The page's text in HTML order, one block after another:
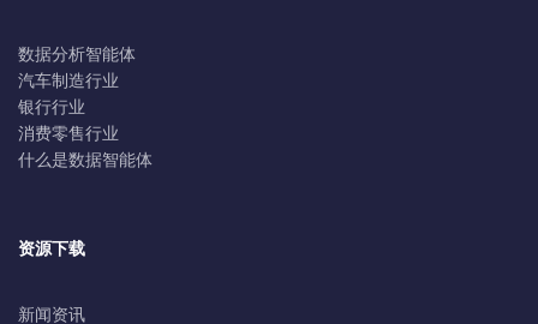
数据分析智能体
汽车制造行业
银行行业
消费零售行业
什么是数据智能体
资源下载
新闻资讯